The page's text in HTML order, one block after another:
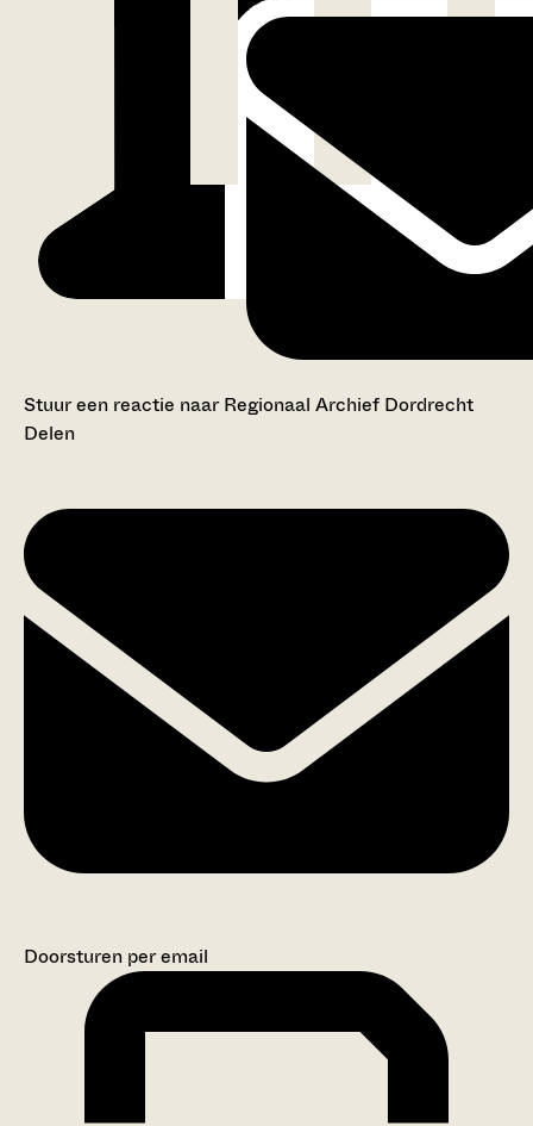
Stuur een reactie naar Regionaal Archief Dordrecht
Delen
Doorsturen per email